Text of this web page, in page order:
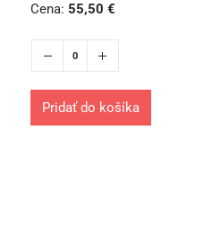
Cena: 55,50 €
Pridať do košíka